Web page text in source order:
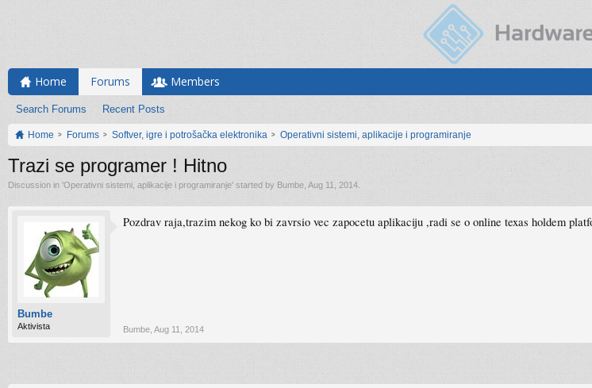
Home Forums
Search Forums Recent Posts
Members
Home Forums Softver, igre i potrošačka elektronika Operativni sistemi, aplikacije i programiranje
Trazi se programer ! Hitno
Discussion in 'Operativni sistemi, aplikacije i programiranje' started by Bumbe Aug 11, 2014
Bumbe
Aktivista
Pozdrav raja,trazim nekog ko bi zavrsio vec zapocetu aplikaciju ,radi se o online texas holdem
Bumbe Aug 11, 2014